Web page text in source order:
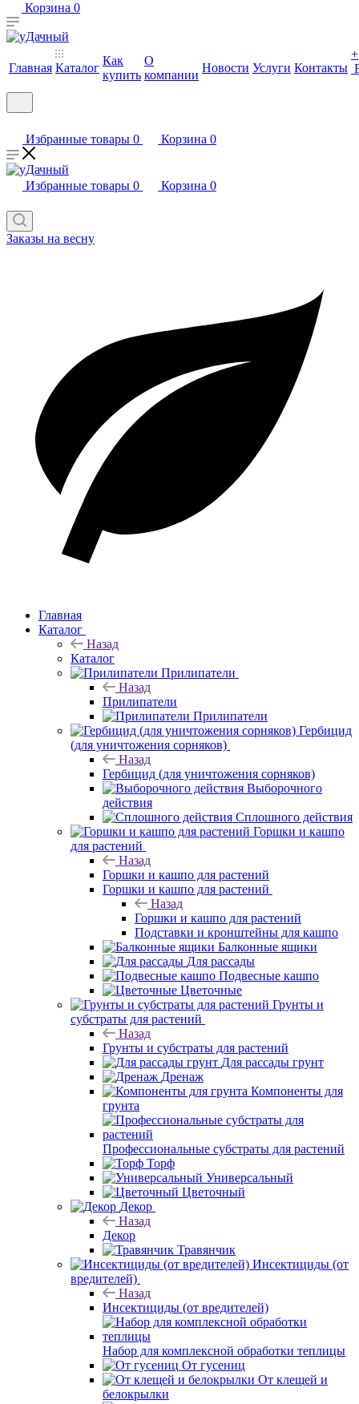
Корзина 0
Главная Каталог
Как
купить
О
компании
Новости Услуги Контакты
+
Избранные товары 0 Корзина 0
Избранные товары 0 Корзина 0
Заказы на весну
Главная
Каталог
Назад
Каталог
Прилипатели
Назад
Прилипатели
Прилипатели
Гербицид
(для уничтожения сорняков)
Назад
Гербицид (для уничтожения сорняков)
Выборочного
действия
Сплошного действия
Горшки и кашпо
для растений
Назад
Горшки и кашпо для растений
Горшки и кашпо для растений
Назад
Горшки и кашпо для растений
Подставки и кронштейны для кашпо
Балконные ящики
Для рассады
Подвесные кашпо
Цветочные
Грунты и
субстраты для растений
Назад
Грунты и субстраты для растений
Для рассады грунт
Дренаж
Компоненты для
грунта
Профессиональные субстраты для растений
Торф
Универсальный
Цветочный
Декор
Назад
Декор
Травянчик
Инсектициды (от
вредителей)
Назад
Инсектициды (от вредителей)
Набор для комплексной обработки теплицы
От гусениц
От клещей и
белокрылки